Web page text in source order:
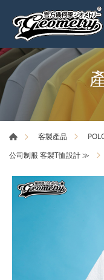
客製產品
公司制服 客製T恤設計 ≫